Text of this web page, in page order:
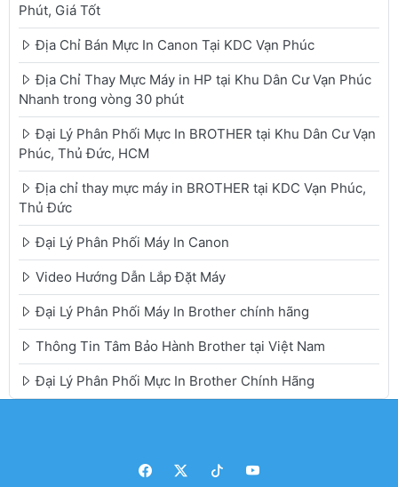
Phút, Giá Tốt
Địa Chỉ Bán Mực In Canon Tại KDC Vạn Phúc
Địa Chỉ Thay Mực Máy in HP tại Khu Dân Cư Vạn Phúc
Nhanh trong vòng 30 phút
Đại Lý Phân Phối Mực In BROTHER tại Khu Dân Cư Vạn
Phúc, Thủ Đức, HCM
Địa chỉ thay mực máy in BROTHER tại KDC Vạn Phúc,
Thủ Đức
Đại Lý Phân Phối Máy In Canon
Video Hướng Dẫn Lắp Đặt Máy
Đại Lý Phân Phối Máy In Brother chính hãng
Thông Tin Tâm Bảo Hành Brother tại Việt Nam
Đại Lý Phân Phối Mực In Brother Chính Hãng